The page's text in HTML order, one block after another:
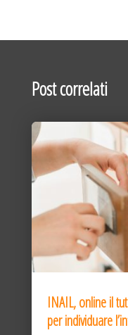
Post correlati
INAIL, online il
per individuare